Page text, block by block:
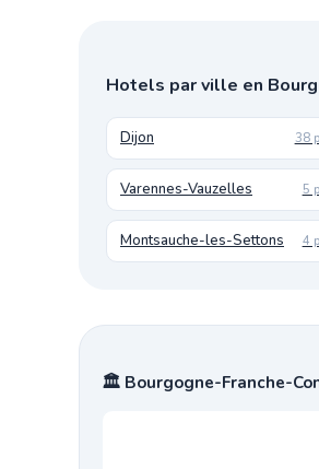
Hotels par ville en
Dijon 38
Varennes-Vauzelles 5
Montsauche-les-Settons 4
🏛️ Bourgogne-Franche-